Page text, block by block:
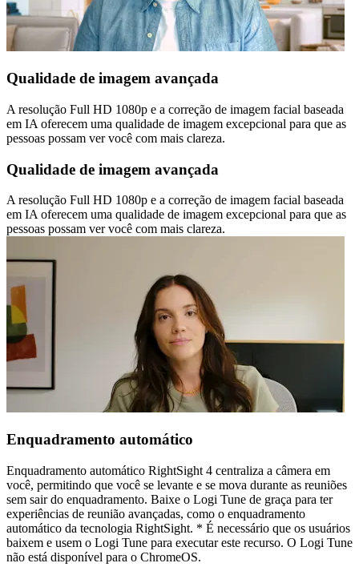
Qualidade de imagem avançada
A resolução Full HD 1080p e a correção de imagem facial baseada
em IA oferecem uma qualidade de imagem excepcional para que as
pessoas possam ver você com mais clareza.
Qualidade de imagem avançada
A resolução Full HD 1080p e a correção de imagem facial baseada
em IA oferecem uma qualidade de imagem excepcional para que as
pessoas possam ver você com mais clareza.
Enquadramento automático
Enquadramento automático RightSight 4 centraliza a câmera em
você, permitindo que você se levante e se mova durante as reuniões
sem sair do enquadramento. Baixe o Logi Tune de graça para ter
experiências de reunião avançadas, como o enquadramento
automático da tecnologia RightSight. * É necessário que os usuários
baixem e usem o Logi Tune para executar este recurso. O Logi Tune
não está disponível para o ChromeOS.